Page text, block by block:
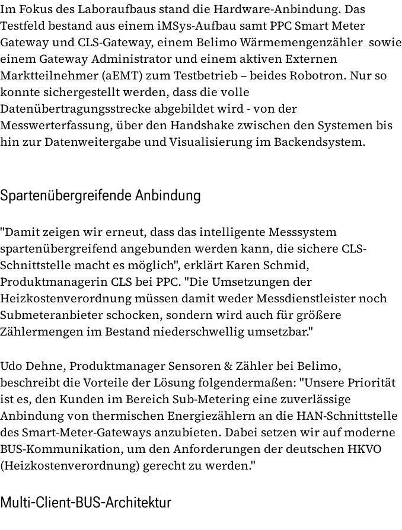
Im Fokus des Laboraufbaus stand die Hardware-Anbindung. Das
Testfeld bestand aus einem iMSys-Aufbau samt PPC Smart Meter
Gateway und CLS-Gateway, einem Belimo Wärmemengenzähler sowie
einem Gateway Administrator und einem aktiven Externen
Marktteilnehmer (aEMT) zum Testbetrieb – beides Robotron. Nur so
konnte sichergestellt werden, dass die volle
Datenübertragungsstrecke abgebildet wird - von der
Messwerterfassung, über den Handshake zwischen den Systemen bis
hin zur Datenweitergabe und Visualisierung im Backendsystem.
Spartenübergreifende Anbindung
"Damit zeigen wir erneut, dass das intelligente Messsystem
spartenübergreifend angebunden werden kann, die sichere CLS-
Schnittstelle macht es möglich", erklärt Karen Schmid,
Produktmanagerin CLS bei PPC. "Die Umsetzungen der
Heizkostenverordnung müssen damit weder Messdienstleister noch
Submeteranbieter schocken, sondern wird auch für größere
Zählermengen im Bestand niederschwellig umsetzbar."
Udo Dehne, Produktmanager Sensoren & Zähler bei Belimo,
beschreibt die Vorteile der Lösung folgendermaßen: "Unsere Priorität
ist es, den Kunden im Bereich Sub-Metering eine zuverlässige
Anbindung von thermischen Energiezählern an die HAN-Schnittstelle
des Smart-Meter-Gateways anzubieten. Dabei setzen wir auf moderne
BUS-Kommunikation, um den Anforderungen der deutschen HKVO
(Heizkostenverordnung) gerecht zu werden."
Multi-Client-BUS-Architektur